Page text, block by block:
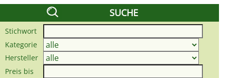
SUCHE
Stichwort
Kategorie
Hersteller
Preis bis